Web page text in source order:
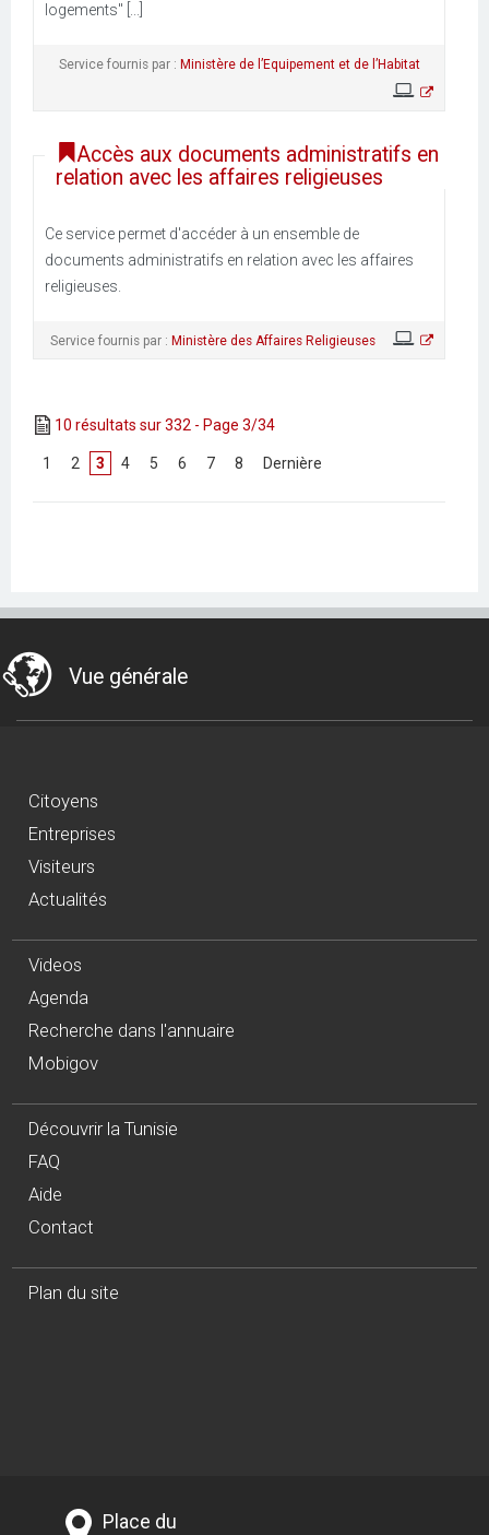
logements" [...]
Service fournis par : Ministère de l’Equipement et de l’Habitat
Accès aux documents administratifs en
relation avec les affaires religieuses
Ce service permet d'accéder à un ensemble de
documents administratifs en relation avec les affaires
religieuses.
Service fournis par : Ministère des Affaires Religieuses
10 résultats sur 332 - Page 3/34
1 2 3 4 5 6 7 8 Dernière
Vue générale
Citoyens
Entreprises
Visiteurs
Actualités
Videos
Agenda
Recherche dans l'annuaire
Mobigov
Découvrir la Tunisie
FAQ
Aide
Contact
Plan du site
Place du